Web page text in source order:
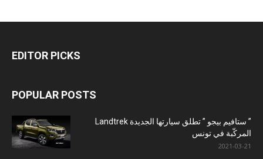
EDITOR PICKS
POPULAR POSTS
” ستافيم بيجو ” تطلق سيارتها الجديدة Landtrek
المركّبة في تونس
2021-03-21